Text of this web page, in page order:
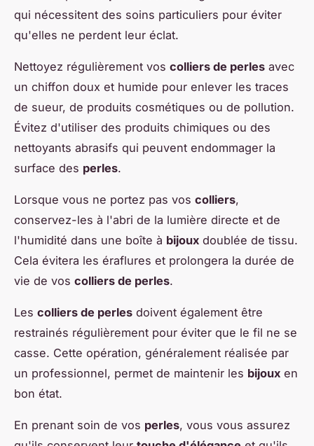
qui nécessitent des soins particuliers pour éviter
qu'elles ne perdent leur éclat.
Nettoyez régulièrement vos colliers de perles avec
un chiffon doux et humide pour enlever les traces
de sueur, de produits cosmétiques ou de pollution.
Évitez d'utiliser des produits chimiques ou des
nettoyants abrasifs qui peuvent endommager la
surface des perles.
Lorsque vous ne portez pas vos colliers,
conservez-les à l'abri de la lumière directe et de
l'humidité dans une boîte à bijoux doublée de tissu.
Cela évitera les éraflures et prolongera la durée de
vie de vos colliers de perles.
Les colliers de perles doivent également être
restrainés régulièrement pour éviter que le fil ne se
casse. Cette opération, généralement réalisée par
un professionnel, permet de maintenir les bijoux en
bon état.
En prenant soin de vos perles, vous vous assurez